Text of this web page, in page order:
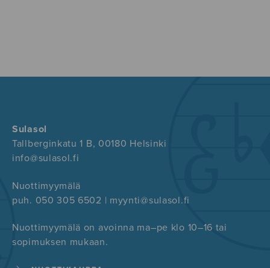
Sulasol
Tallberginkatu 1 B, 00180 Helsinki
info@sulasol.fi
Nuottimyymälä
puh. 050 305 6502 | myynti@sulasol.fi
Nuottimyymälä on avoinna ma–pe klo 10–16 tai
sopimuksen mukaan.